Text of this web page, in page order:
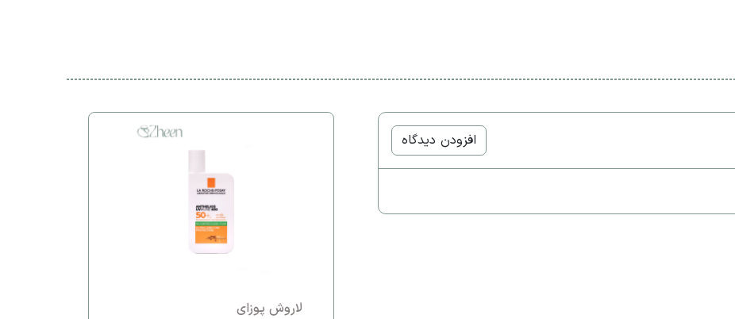
افزودن دیدگاه
لاروش پوزای